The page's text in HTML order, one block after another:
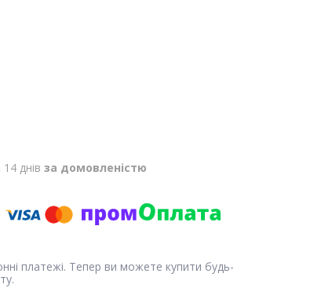
днів за домовленістю
платежі. Тепер ви можете купити будь-